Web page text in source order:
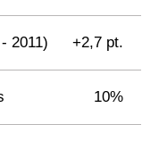
2011) +2,7 pt.
10%